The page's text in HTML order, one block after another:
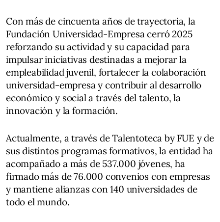
Con más de cincuenta años de trayectoria, la
Fundación Universidad-Empresa cerró 2025
reforzando su actividad y su capacidad para
impulsar iniciativas destinadas a mejorar la
empleabilidad juvenil, fortalecer la colaboración
universidad-empresa y contribuir al desarrollo
económico y social a través del talento, la
innovación y la formación.
Actualmente, a través de Talentoteca by FUE y de
sus distintos programas formativos, la entidad ha
acompañado a más de 537.000 jóvenes, ha
firmado más de 76.000 convenios con empresas
y mantiene alianzas con 140 universidades de
todo el mundo.